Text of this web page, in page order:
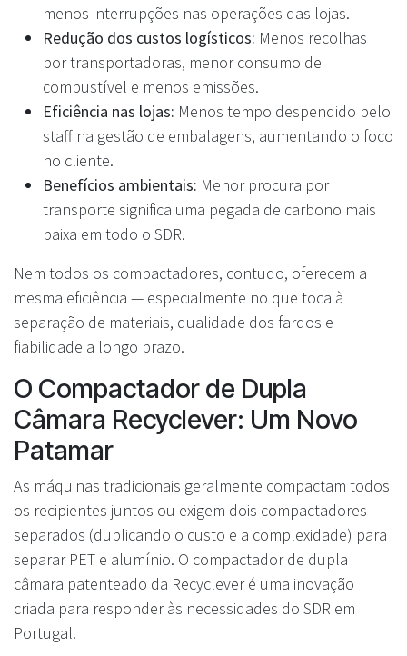
menos interrupções nas operações das lojas.
Redução dos custos logísticos: Menos recolhas
por transportadoras, menor consumo de
combustível e menos emissões.
Eficiência nas lojas: Menos tempo despendido pelo
staff na gestão de embalagens, aumentando o foco
no cliente.
Benefícios ambientais: Menor procura por
transporte significa uma pegada de carbono mais
baixa em todo o SDR.
Nem todos os compactadores, contudo, oferecem a
mesma eficiência — especialmente no que toca à
separação de materiais, qualidade dos fardos e
fiabilidade a longo prazo.
O Compactador de Dupla
Câmara Recyclever: Um Novo
Patamar
As máquinas tradicionais geralmente compactam todos
os recipientes juntos ou exigem dois compactadores
separados (duplicando o custo e a complexidade) para
separar PET e alumínio. O compactador de dupla
câmara patenteado da Recyclever é uma inovação
criada para responder às necessidades do SDR em
Portugal.